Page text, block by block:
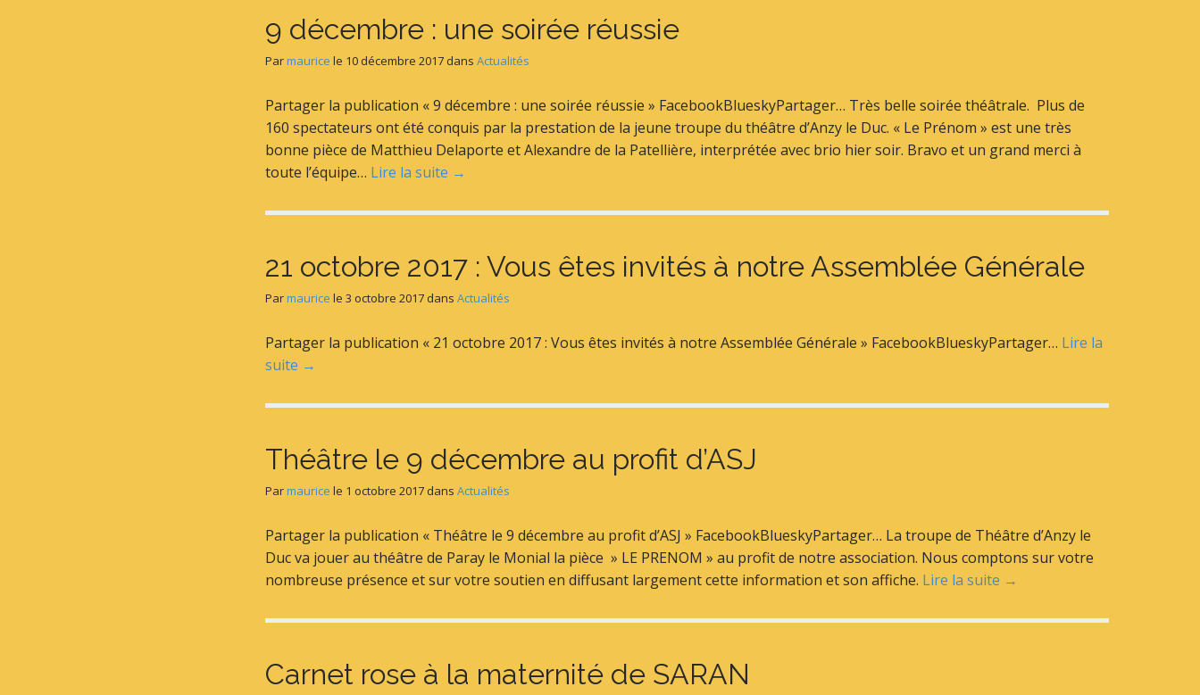
9 décembre : une soirée réussie
Parmaurice le 10 décembre 2017 dansActualités
Partager la publication « 9 décembre : une soirée réussie » FacebookBlueskyPartager… Très belle soirée théâtrale. Plus de
160 spectateurs ont été conquis par la prestation de la jeune troupe du théâtre d’Anzy le Duc. « Le Prénom » est une très
bonne pièce de Matthieu Delaporte et Alexandre de la Patellière, interprétée avec brio hier soir. Bravo et un grand merci à
toute l’équipe… Lire la suite →
21 octobre 2017 : Vous êtes invités à notre Assemblée Générale
Parmaurice le3 octobre 2017 dansActualités
Partager la publication « 21 octobre 2017 : Vous êtes invités à notre Assemblée Générale » FacebookBlueskyPartager… Lire la
suite →
Théâtre le 9 décembre au profit d’ASJ
Parmaurice le 1 octobre 2017 dansActualités
Partager la publication « Théâtre le 9 décembre au profit d’ASJ » FacebookBlueskyPartager… La troupe de Théâtre d’Anzy le
Duc va jouer au théâtre de Paray le Monial la pièce » LE PRENOM » au profit de notre association. Nous comptons sur votre
nombreuse présence et sur votre soutien en diffusant largement cette information et son affiche. Lire la suite →
Carnet rose à la maternité de SARAN